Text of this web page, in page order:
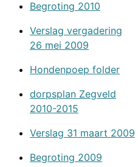
Begroting 2010
Verslag vergadering
26 mei 2009
Hondenpoep folder
dorpsplan Zegveld
2010-2015
Verslag 31 maart 2009
Begroting 2009